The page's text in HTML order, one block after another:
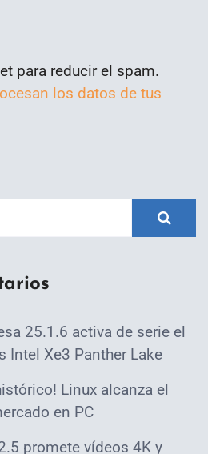
para reducir el spam.
los datos de tus
25.1.6 activa de serie el
Intel Xe3 Panther Lake
Linux alcanza el
en PC
promete vídeos 4K y